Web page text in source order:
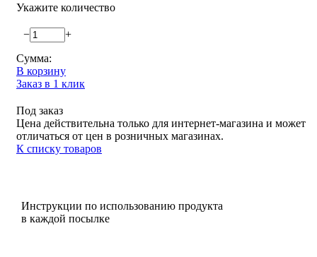
Укажите количество
−
+
Сумма:
В корзину
Заказ в 1 клик
Под заказ
Цена действительна только для интернет-магазина и может
отличаться от цен в розничных магазинах.
К списку товаров
Инструкции по использованию продукта
в каждой посылке